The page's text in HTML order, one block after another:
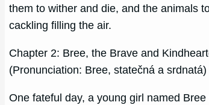
them to wither and die, and the animals
cackling filling the air.
Chapter 2: Bree, the Brave and
(Pronunciation: Bree, statečná a srdnatá)
One fateful day, a young girl named